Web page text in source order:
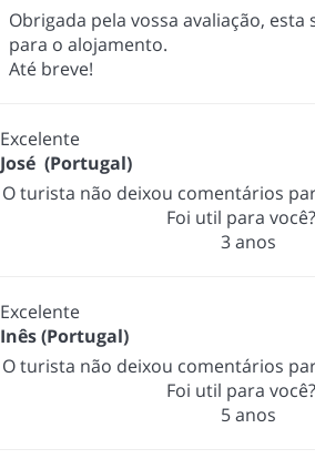
Obrigada pela vossa avaliação, esta
para o alojamento.
Até breve!
Excelente
José (Portugal)
O turista não deixou comentários
Foi util para você?
3 anos
Excelente
Inês (Portugal)
O turista não deixou comentários
Foi util para você?
5 anos